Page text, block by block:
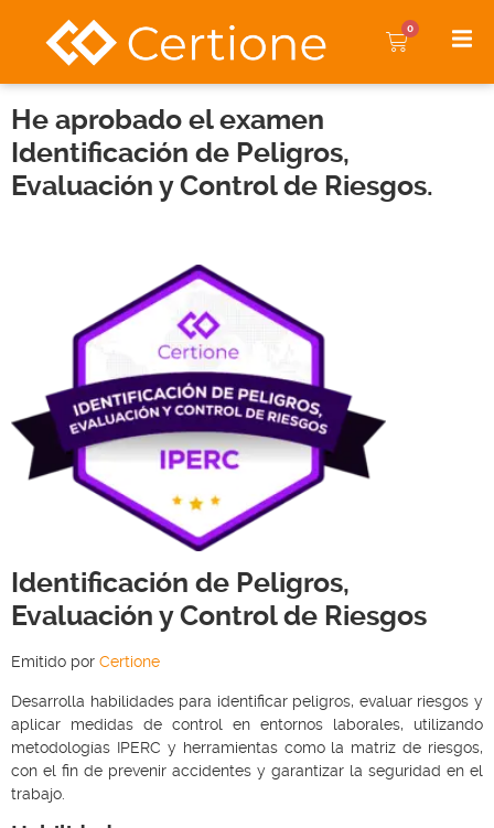
0
He aprobado el examen
Identificación de Peligros,
Evaluación y Control de Riesgos.
Identificación de Peligros,
Evaluación y Control de Riesgos
Emitido por Certione
Desarrolla habilidades para identificar peligros, evaluar riesgos y
aplicar medidas de control en entornos laborales, utilizando
metodologías IPERC y herramientas como la matriz de riesgos,
con el fin de prevenir accidentes y garantizar la seguridad en el
trabajo.